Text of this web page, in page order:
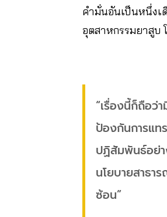
คำมั่นอันเป็นหนึ่งเ
อุตสาหกรรมยาสูบ
“เรื่องนี้ก็ถือว่
ป้องกันการแท
ปฏิสัมพันธ์อย่า
นโยบายสาธา
ซ้อน”